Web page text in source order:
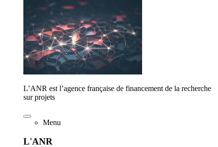
L’ANR est l’agence française de financement de la recherche
sur projets
Menu
L'ANR